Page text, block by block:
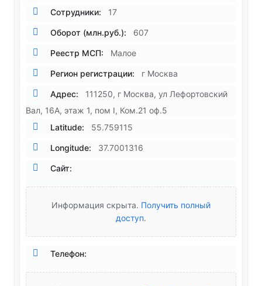
Сотрудники: 17
Оборот (млн.руб.): 607
Реестр МСП: Малое
Регион регистрации: г Москва
Адрес:
111250, г Москва, ул Лефортовский
Вал, 16А, этаж 1, пом I, Ком.21 оф.5
Latitude:
55.759115
Longitude: 37.7001316
Сайт:
Информация скрыта. Получить полный
доступ.
Телефон: